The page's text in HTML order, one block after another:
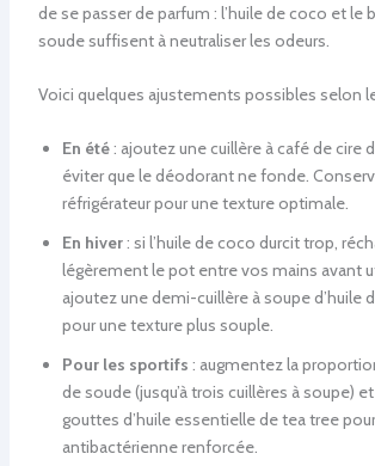
de se passer de parfum : l’huile de coco et le
soude suffisent à neutraliser les odeurs.
Voici quelques ajustements possibles selon
En été: ajoutez une cuillère à café de cire
éviter que le déodorant ne fonde.
réfrigérateur pour une texture optimale.
En hiver: si l’huile de coco durcit trop,
légèrement le pot entre vos mains avant
ajoutez une demi-cuillère à soupe d’huile
pour une texture plus souple.
Pour les sportifs : augmentez la
de soude (jusqu’à trois cuillères à soupe)
gouttes d’huile essentielle de tea tree
antibactérienne renforcée.